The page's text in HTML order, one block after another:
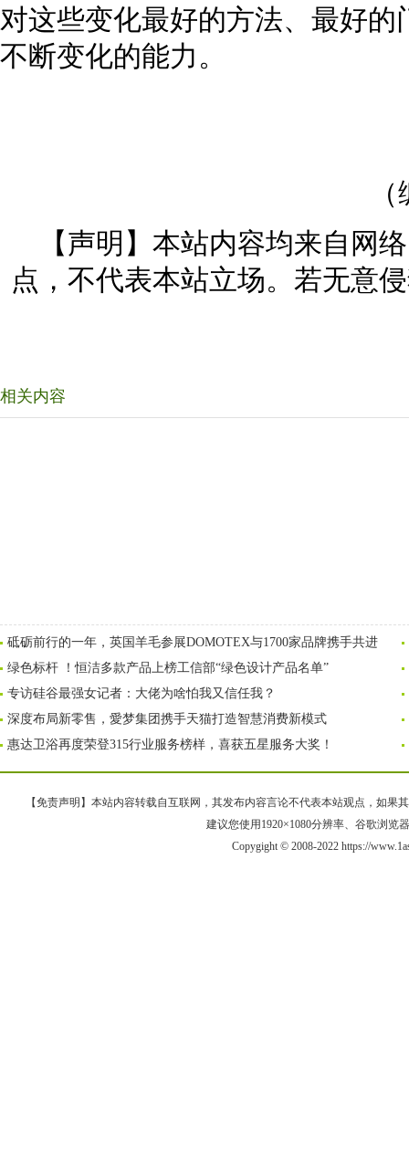
对这些变化最好的方法、最好
不断变化的能力。
【声明】本站内容均来自网
点，不代表本站立场。若无意
相关内容
砥砺前行的一年，英国羊毛参展DOMOTEX与1700家品牌携手共进
绿色标杆 ！恒洁多款产品上榜工信部“绿色设计产品名单”
专访硅谷最强女记者：大佬为啥怕我又信任我？
深度布局新零售，愛梦集团携手天猫打造智慧消费新模式
惠达卫浴再度荣登315行业服务榜样，喜获五星服务大奖！
【免责声明】本站内容转载自互联网，其发布内容言论不代表本站观点，如果
建议您使用1920×1080分辨率、谷歌浏览
Copygight © 2008-2022 https://